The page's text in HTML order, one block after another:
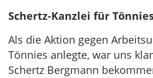
Schertz-Kanzlei für
Als die Aktion gegen
Tönnies anlegte, war uns
Schertz Bergmann